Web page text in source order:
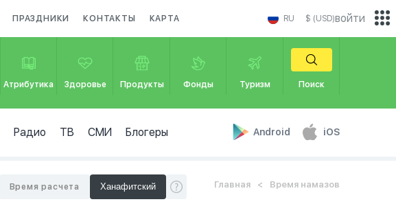
ПРАЗДНИКИ КОНТАКТЫ КАРТА RU $ (USD)
Атрибутика Здоровье Продукты Фонды Туризм Поиск
Радио ТВ СМИ Блогеры Android iOS
войти
Главная Время намазов
Время расчета